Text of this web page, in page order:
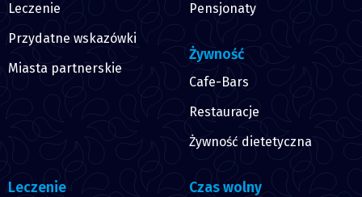
Leczenie
Przydatne wskazówki
Miasta partnerskie
Pensjonaty
Żywność
Cafe-Bars
Restauracje
Żywność dietetyczna
Leczenie Czas wolny